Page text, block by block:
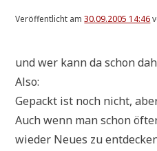
Veröffentlicht am30.09.2005 14:46
und wer kann da schon
Also:
Gepackt ist noch nicht,
Auch wenn man schon
wie­der Neu­es zu entdecken